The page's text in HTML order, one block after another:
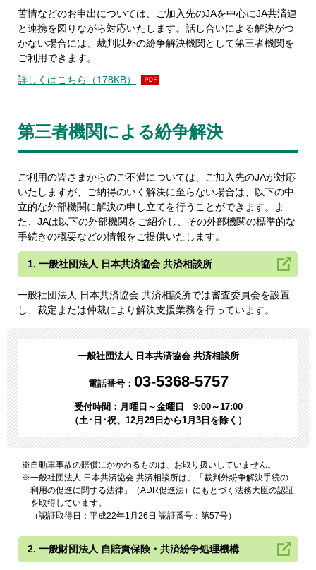
苦情などのお申出については、ご加入先のJAを中心にJA共済連
と連携を図りながら対応いたします。話し合いによる解決がつ
かない場合には、裁判以外の紛争解決機関として第三者機関を
ご利用できます。
詳しくはこちら（178KB）
第三者機関による紛争解決
ご利用の皆さまからのご不満については、ご加入先のJAが対応
いたしますが、ご納得のいく解決に至らない場合は、以下の中
立的な外部機関に解決の申し立てを行うことができます。ま
た、JAは以下の外部機関をご紹介し、その外部機関の標準的な
手続きの概要などの情報をご提供いたします。
1. 一般社団法人 日本共済協会 共済相談所
一般社団法人 日本共済協会 共済相談所では審査委員会を設置
し、裁定または仲裁により解決支援業務を行っています。
一般社団法人 日本共済協会 共済相談所
電話番号： 03-5368-5757
受付時間：月曜日～金曜日 9:00～17:00
（土･日･祝、12月29日から1月3日を除く）
自動車事故の賠償にかかわるものは、お取り扱いしていません。
一般社団法人 日本共済協会 共済相談所は、「裁判外紛争解決手続の
利用の促進に関する法律」（ADR促進法）にもとづく法務大臣の認証
を取得しています。
（認証取得日：平成22年1月26日 認証番号：第57号）
2. 一般財団法人 自賠責保険・共済紛争処理機構